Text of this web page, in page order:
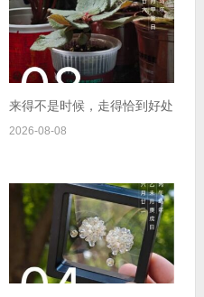
来得不是时候，走得恰到好处
2026-08-08